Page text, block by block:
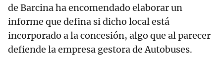
de Barcina ha encomendado elaborar un
informe que defina si dicho local está
incorporado a la concesión, algo que al parecer
defiende la empresa gestora de Autobuses.